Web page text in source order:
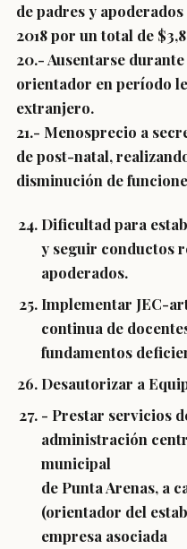
de padres y
2018 por un total de
20.- Ausentarse
orientador en período
extranjero.
21.- Menosprecio a
de post-natal,
disminución de
Dificultad para
y seguir conductos
apoderados.
Implementar JEC-
continua de
fundamentos
Desautorizar a
- Prestar servicios
administración
municipal
de Punta Arenas, a
(orientador del
empresa asociada